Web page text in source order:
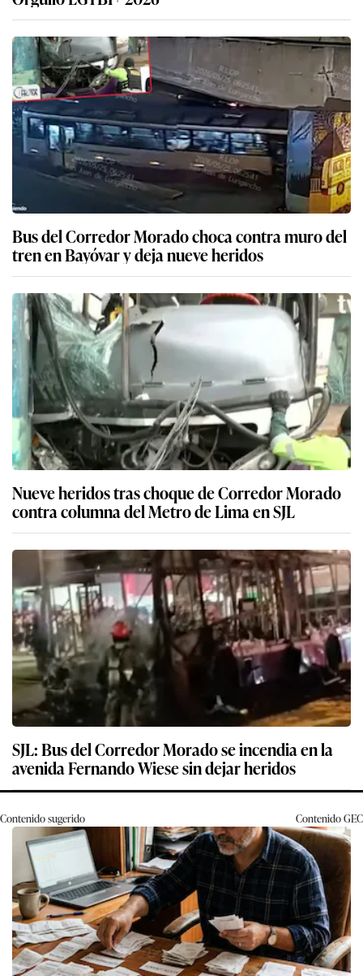
Bus del Corredor Morado choca contra muro del
tren en Bayóvar y deja nueve heridos
Nueve heridos tras choque de Corredor Morado
contra columna del Metro de Lima en SJL
SJL: Bus del Corredor Morado se incendia en la
avenida Fernando Wiese sin dejar heridos
Contenido sugerido ContenidoGEC